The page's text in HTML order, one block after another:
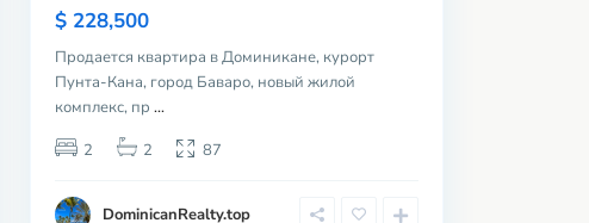
$ 228,500
Продается квартира в Доминикане, курорт
Пунта-Кана, город Баваро, новый жилой
комплекс, пр...
2
2 87
DominicanRealty.top